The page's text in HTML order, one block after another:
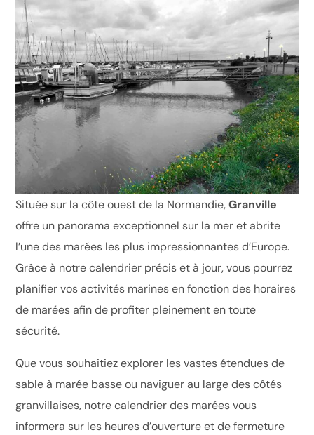
Située sur la côte ouest de la Normandie,Granville
offre un panorama exceptionnel sur la mer et abrite
l’une des marées les plus impressionnantes d’Europe.
Grâce à notre calendrier précis et à jour, vous pourrez
planifier vos activités marines en fonction des horaires
de marées afin de profiter pleinement en toute
sécurité.
Que vous souhaitiez explorer les vastes étendues de
sable à marée basse ou naviguer au large des côtés
granvillaises, notre calendrier des marées vous
informera sur les heures d’ouverture et de fermeture